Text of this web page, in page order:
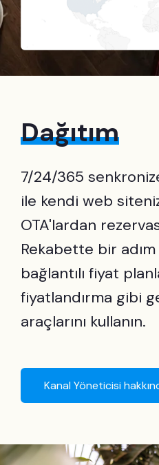
Dağıtım
7/24/365
ile kendi web
OTA'lardan
Rekabette bir
bağlantılı fiyat
fiyatlandırma gibi
araçlarını kullanın.
Kanal Yöneticisi